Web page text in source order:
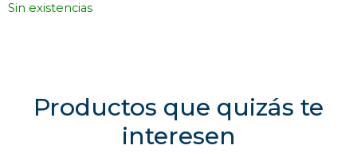
Sin existencias
Productos que quizás te
interesen